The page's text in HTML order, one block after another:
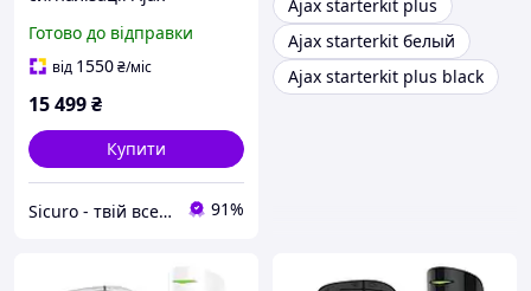
Готово до відправки
від 1550₴/міс
15 499₴
Купити
Sicuro - твій всесвіт комфорту та безпеки 91%
Ajax starterkit plus
Ajax starterkit белый
Ajax starterkit plus black